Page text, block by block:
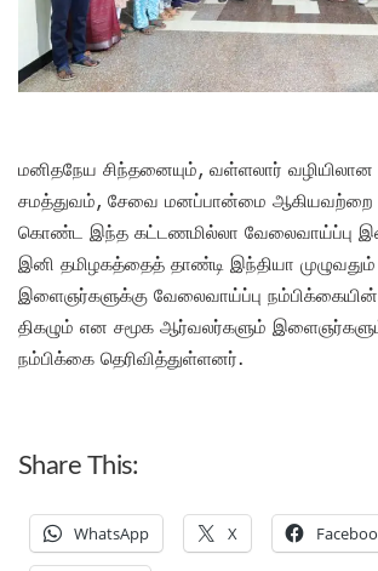
மனிதநேய சிந்தனையும், வள்ளலார்
சமத்துவம், சேவை மனப்பான்மை ஆகியவற்றை
கொண்ட இந்த கட்டணமில்லா வேலைவாய்ப்பு
இனி தமிழகத்தைத் தாண்டி இந்தியா
இளைஞர்களுக்கு வேலைவாய்ப்பு நம்பிக்கையின்
திகழும் என சமூக ஆர்வலர்களும்
நம்பிக்கை தெரிவித்துள்ளனர்.
Share This:
WhatsApp X